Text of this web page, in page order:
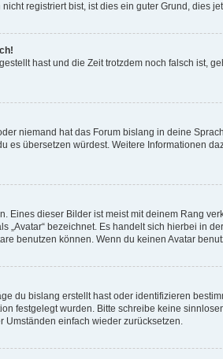
registriert bist, ist dies ein guter Grund, dies
hast und die Zeit trotzdem noch falsch ist,
niemand hat das Forum bislang in deine
es übersetzen würdest. Weitere Informationen
Eines dieser Bilder ist meist mit deinem Rang
„Avatar“ bezeichnet. Es handelt sich hierbei in
benutzen können. Wenn du keinen Avatar
du bislang erstellt hast oder identifizieren
festgelegt wurden. Bitte schreibe keine
Umständen einfach wieder zurücksetzen.